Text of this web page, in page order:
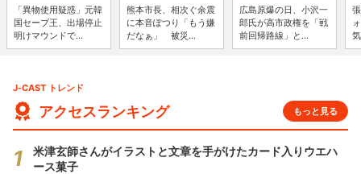
「異物使用疑惑」元韓
国セーブ王、出場停止
明けマウンドで...
熊本市長、相次ぐ余震
に本音ぽつり「もう嫌
だなぁ」 被災...
広島原爆の日、小沢一
郎氏が高市政権を「戦
前回帰路線」と...
J-CAST トレンド
アクセスランキング もっと見る
米津玄師さんがイラストと文章を手がけたカード入りウエハ
ース菓子